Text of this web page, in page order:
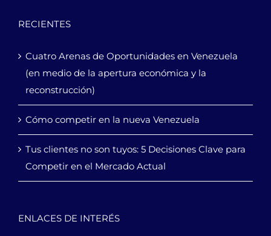
RECIENTES
Cuatro Arenas de Oportunidades en Venezuela
(en medio de la apertura económica y la
reconstrucción)
Cómo competir en la nueva Venezuela
Tus clientes no son tuyos: 5 Decisiones Clave para
Competir en el Mercado Actual
ENLACES DE INTERÉS